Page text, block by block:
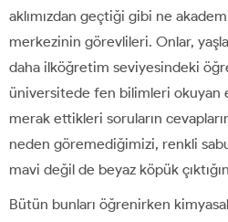
aklımızdan geçtiği gibi ne
merkezinin görevlileri. Onlar,
daha ilköğretim seviyesindeki
üniversitede fen bilimleri okuyan
merak ettikleri soruların
neden göremediğimizi, renkli
mavi değil de beyaz köpük
Bütün bunları öğrenirken